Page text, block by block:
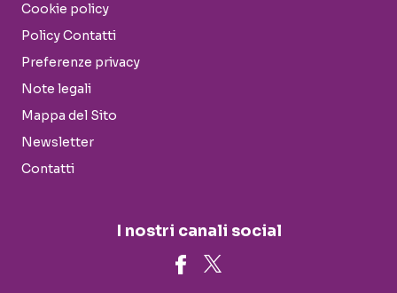
Cookie policy
Policy Contatti
Preferenze privacy
Note legali
Mappa del Sito
Newsletter
Contatti
I nostri canali social